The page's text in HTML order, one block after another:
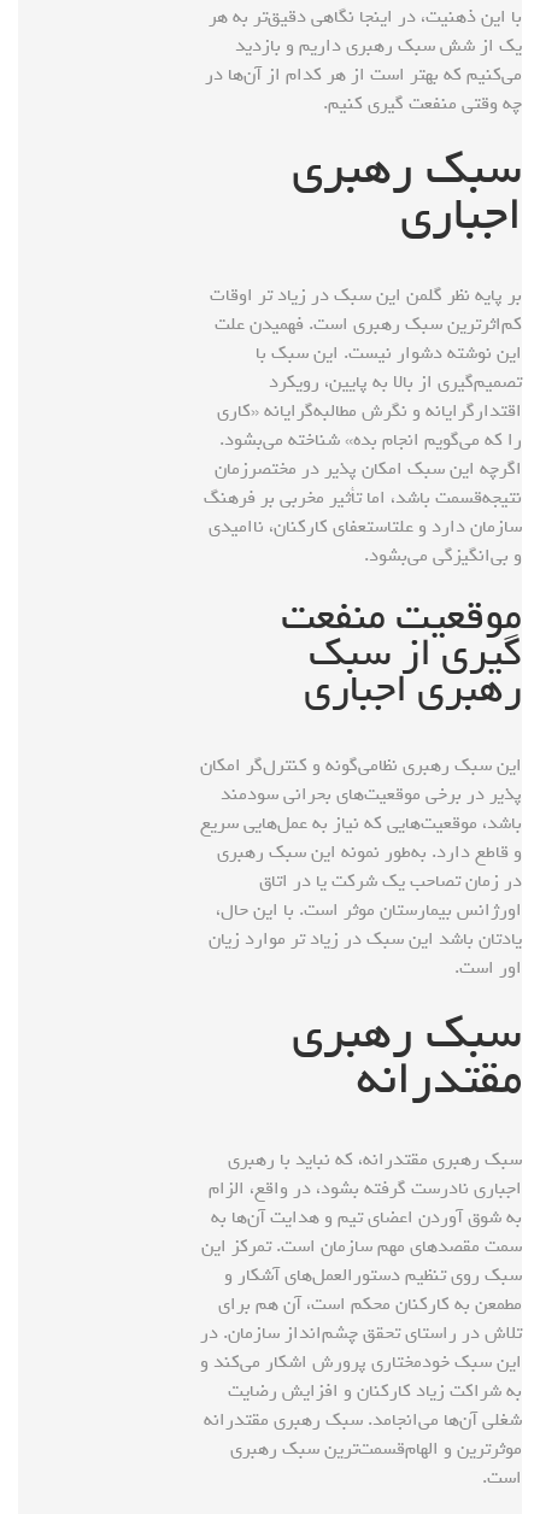
با این ذهنیت، در اینجا نگاهی دقیق‌تر به هر
یک از شش سبک رهبری داریم و بازدید
می‌کنیم که بهتر است از هر کدام از آن‌ها در
چه وقتی منفعت گیری کنیم.
سبک رهبری
اجباری
بر پایه نظر گلمن این سبک در زیاد تر اوقات
کم‌‌اثرترین سبک رهبری است. فهمیدن علت
این نوشته دشوار نیست. این سبک با
تصمیم‌گیری از بالا به پایین، رویکرد
اقتدارگرایانه و نگرش مطالبه‌گرایانه «کاری
را که می‌گویم انجام بده» شناخته می‌بشود.
اگرچه این سبک امکان پذیر در مختصر‌زمان
نتیجه‌قسمت باشد، اما تأثیر مخربی بر فرهنگ
سازمان دارد و علتاستعفای کارکنان، ناامیدی
و بی‌انگیزگی می‌بشود.
موقعیت منفعت
گیری از سبک
رهبری اجباری
این سبک رهبری نظامی‌گونه و کنترل‌گر امکان
پذیر در برخی موقعیت‌های بحرانی سودمند
باشد، موقعیت‌هایی که نیاز به عمل‌هایی سریع
و قاطع دارد. به‌طور نمونه این سبک رهبری
در زمان تصاحب یک شرکت یا در اتاق
اورژانس بیمارستان موثر است. با این حال،
یادتان باشد این سبک در زیاد تر موارد زیان
اور است.
سبک رهبری
مقتدرانه
سبک رهبری مقتدرانه، که نباید با رهبری
اجباری نادرست گرفته بشود، در واقع، الزام
به شوق آوردن اعضای تیم و هدایت آن‌ها به
سمت مقصد‌های مهم سازمان است. تمرکز این
سبک روی تنظیم دستورالعمل‌های آشکار و
مطمعن به کارکنان محکم است، آن هم برای
تلاش در راستای تحقق چشم‌انداز سازمان. در
این سبک خودمختاری پرورش اشکار می‌کند و
به شراکت زیاد کارکنان و افزایش رضایت
شغلی آن‌ها می‌انجامد. سبک رهبری مقتدرانه
موثرترین و الهام‌قسمت‌ترین سبک رهبری
است.